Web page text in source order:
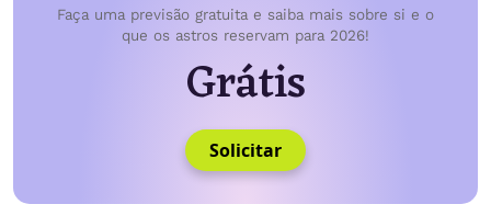
Faça uma previsão gratuita e saiba mais sobre si e o
que os astros reservam para 2026!
Grátis
Solicitar